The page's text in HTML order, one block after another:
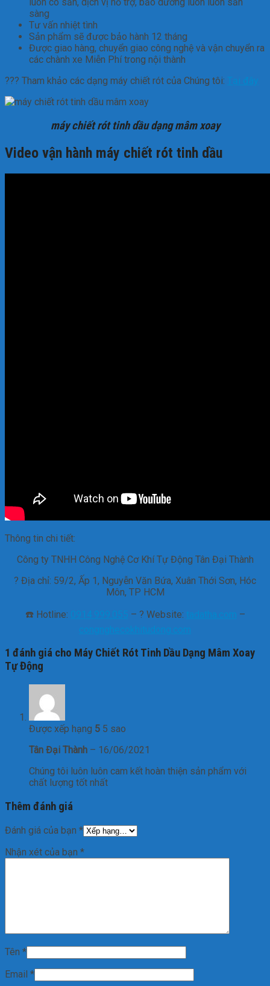
sàng
Tư vấn nhiệt tình
Sản phẩm sẽ được bảo hành 12 tháng
Được giao hàng, chuyển giao công nghệ và vận chuyển ra
các chành xe Miễn Phí trong nội thành
??? Tham khảo các dạng máy chiết rót của Chúng tôi: Tại đây
máy chiết rót tinh dầu dạng mâm xoay
Video vận hành máy chiết rót tinh dầu
Thông tin chi tiết:
Công ty TNHH Công Nghệ Cơ Khí Tự Động Tân Đại Thành
? Địa chỉ: 59/2, Ấp 1, Nguyễn Văn Bứa, Xuân Thới Sơn, Hóc
Môn, TP HCM
☎️ Hotline: 0914.999.055 – ? Website: tadatha.com –
congnghecokhitudong.com
1 đánh giá cho Máy Chiết Rót Tinh Dầu Dạng Mâm Xoay
Tự Động
Được xếp hạng 5 5 sao
Tân Đại Thành – 16/06/2021
Chúng tôi luôn luôn cam kết hoàn thiện sản phẩm với
chất lượng tốt nhất
Thêm đánh giá
Đánh giá của bạn *
Nhận xét của bạn *
Tên *
Email *